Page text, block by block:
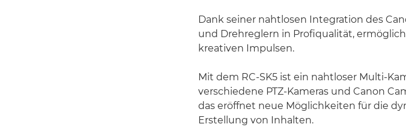
Dank seiner nahtlosen Integration des
und Drehreglern in Profiqualität,
kreativen Impulsen.
Mit dem RC-SK5 ist ein nahtloser Multi-
verschiedene PTZ-Kameras und Canon
das eröffnet neue Möglichkeiten für die
Erstellung von Inhalten.